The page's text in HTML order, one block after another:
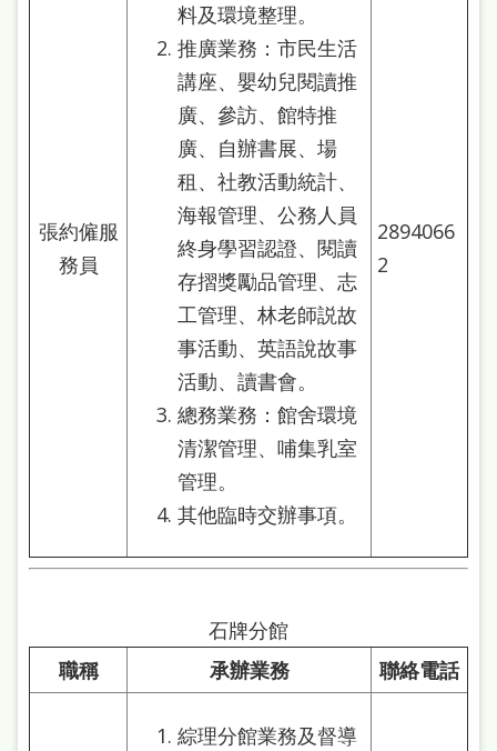
張約僱服
務員
料及環境整理。
推廣業務：市民生活
講座、嬰幼兒閱讀推
廣、參訪、館特推
廣、自辦書展、場
租、社教活動統計、
海報管理、公務人員
終身學習認證、閱讀
存摺獎勵品管理、志
工管理、林老師説故
事活動、英語說故事
活動、讀書會。
總務業務：館舍環境
清潔管理、哺集乳室
管理。
其他臨時交辦事項。
2894066
2
職稱 承辦業務 聯絡電話
石牌分館
綜理分館業務及督導